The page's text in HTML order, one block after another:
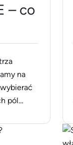
– co
na
pól
graczy